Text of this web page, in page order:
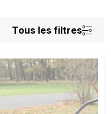
Tous les filtres